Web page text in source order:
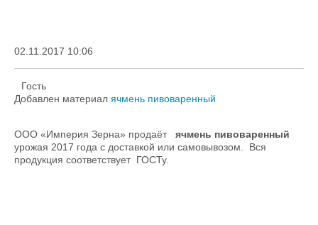
02.11.2017 10:06
Гость
Добавлен материал ячмень пивоваренный
ООО «Империя Зерна» продаёт ячмень пивоваренный
урожая 2017 года с доставкой или самовывозом. Вся
продукция соответствует ГОСТу.